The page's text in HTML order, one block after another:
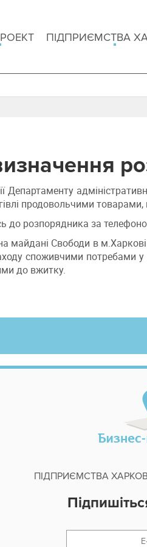
ПІДПРИЄМСТВА
Департаменту
продовольчими
до розпорядника за
Свободи в
споживчими потребами
до вжитку.
ПІДПРИЄМСТВА